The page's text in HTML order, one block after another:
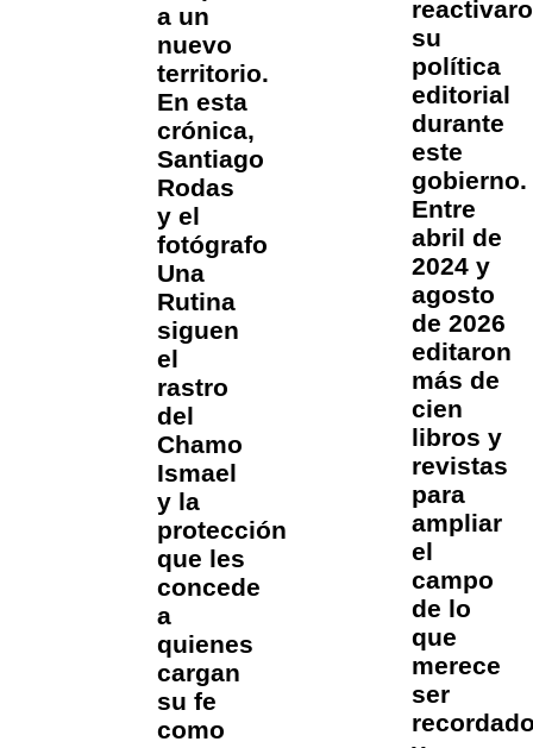
a un
nuevo
territorio.
En esta
crónica,
Santiago
Rodas
y el
fotógrafo
Una
Rutina
siguen
el
rastro
del
Chamo
Ismael
y la
protección
que les
concede
a
quienes
cargan
su fe
como
su
política
editorial
durante
este
gobierno.
Entre
abril de
2024 y
agosto
de 2026
editaron
más de
cien
libros y
revistas
para
ampliar
el
campo
de lo
que
merece
ser